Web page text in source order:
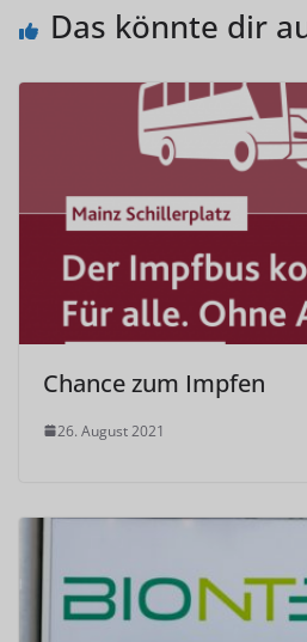
Das könnte dir
Chance zum Impfen
26. August 2021